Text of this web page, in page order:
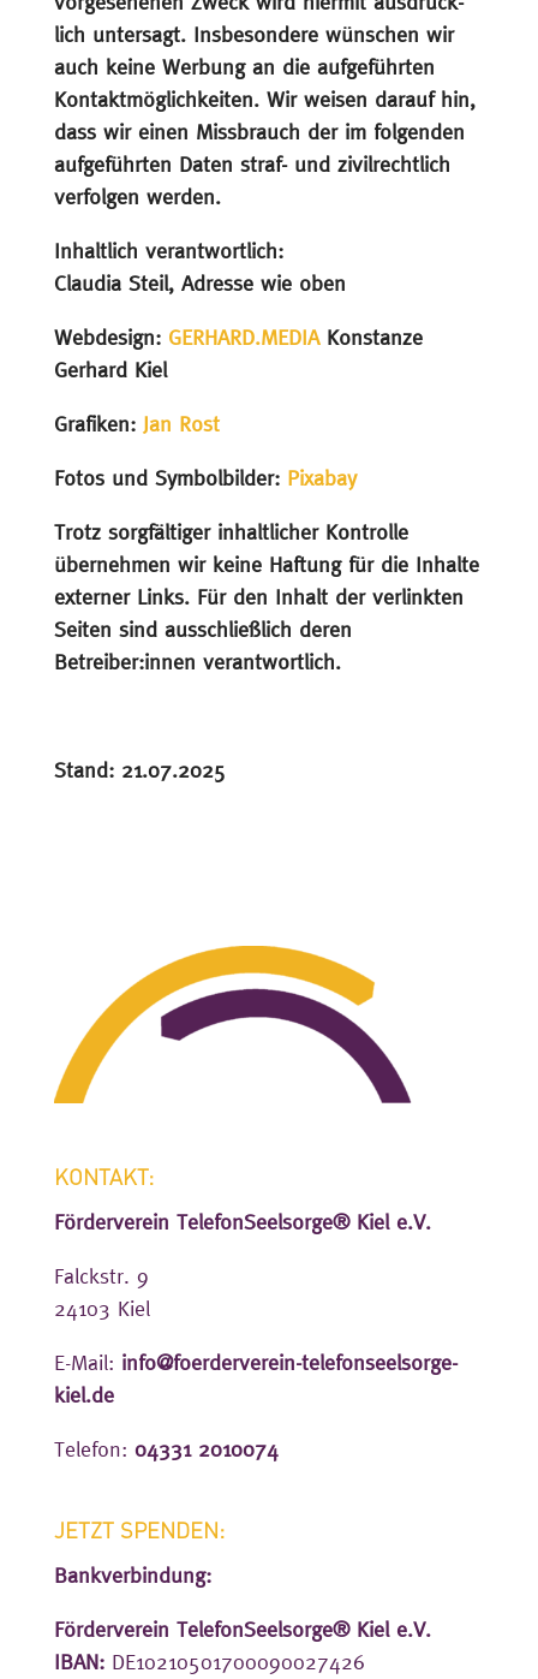
lich unter­sagt. Insbe­son­dere wünschen wir
auch keine Werbung an die aufge­führten
Kontakt­mög­lich­keiten. Wir weisen darauf hin,
dass wir einen Missbrauch der im folgenden
aufge­führten Daten straf- und zivil­recht­lich
verfolgen werden.
Inhalt­lich verant­wort­lich:
Claudia Steil, Adresse wie oben
Webde­sign: GERHARD.MEDIAKonstanze
Gerhard Kiel
Grafiken: Jan Rost
Fotos und Symbol­bilder: Pixabay
Trotz sorgfäl­tiger inhalt­li­cher Kontrolle
übernehmen wir keine Haftung für die Inhalte
externer Links. Für den Inhalt der verlinkten
Seiten sind ausschließ­lich deren
Betreiber:innen verantwortlich.
Stand: 21.07.2025
KONTAKT:
Förder­verein Telefon­Seelsorge® Kiel e.V.
Falckstr. 9
24103 Kiel
E‑Mail: info@foerderverein-telefonseelsorge-
kiel.de
Telefon: 04331 2010074
JETZT SPENDEN:
Bankver­bin­dung:
Förder­verein Telefon­Seelsorge® Kiel e.V.
IBAN:DE10210501700090027426